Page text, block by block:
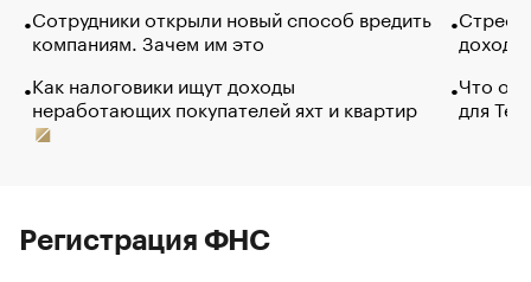
Сотрудники открыли новый способ вредить
компаниям. Зачем им это
Как налоговики ищут доходы
неработающих покупателей яхт и квартир
Что
для
Регистрация ФНС